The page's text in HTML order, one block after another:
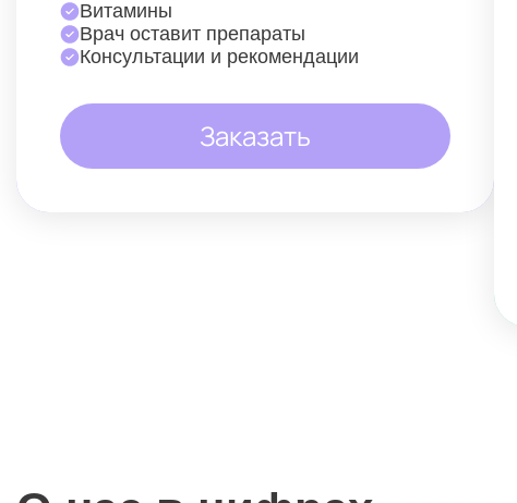
Витамины
Врач оставит препараты
Консультации и рекомендации
Заказать